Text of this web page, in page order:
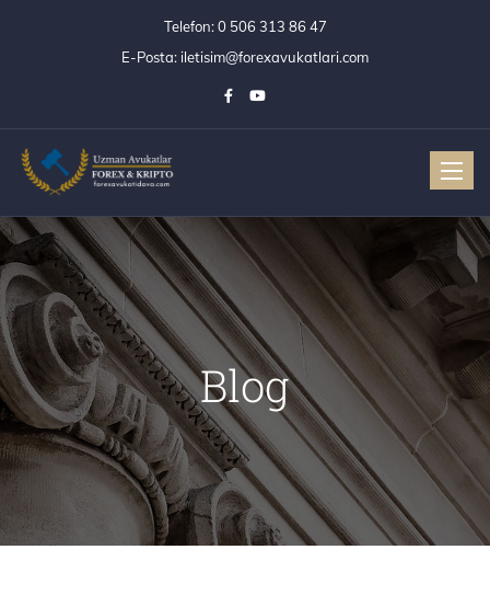
Telefon:0 506 313 86 47
E-Posta: iletisim@forexavukatlari.com
Blog